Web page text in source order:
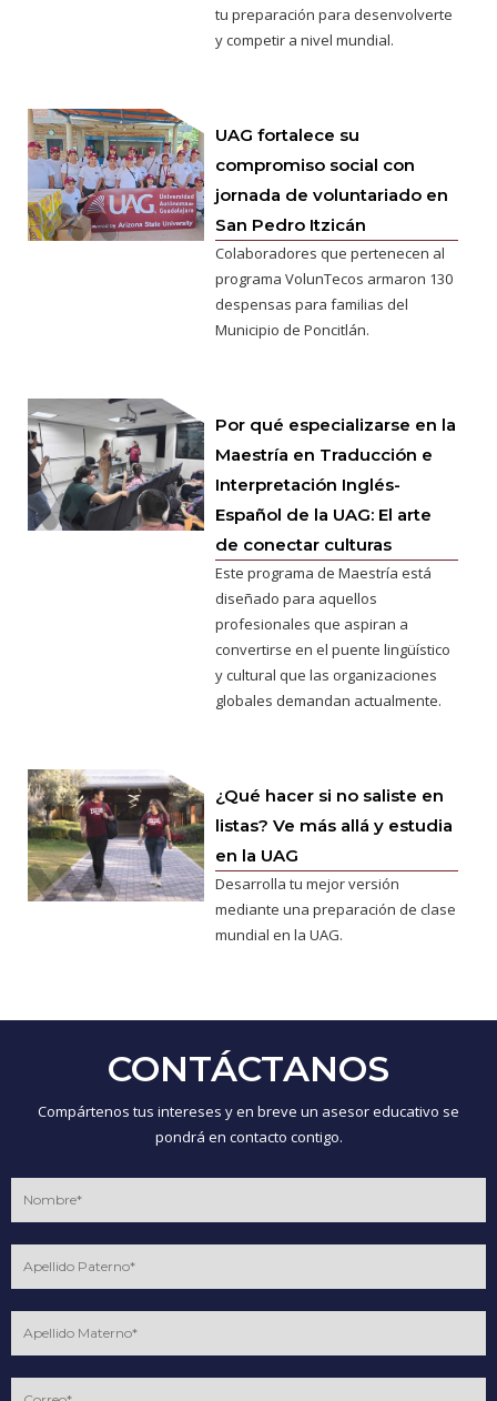
tu preparación para desenvolverte
y competir a nivel mundial.
UAG fortalece su
compromiso social con
jornada de voluntariado en
San Pedro Itzicán
Colaboradores que pertenecen al
programa VolunTecos armaron 130
despensas para familias del
Municipio de Poncitlán.
Por qué especializarse en la
Maestría en Traducción e
Interpretación Inglés-
Español de la UAG: El arte
de conectar culturas
Este programa de Maestría está
diseñado para aquellos
profesionales que aspiran a
convertirse en el puente lingüístico
y cultural que las organizaciones
globales demandan actualmente.
¿Qué hacer si no saliste en
listas? Ve más allá y estudia
en la UAG
Desarrolla tu mejor versión
mediante una preparación de clase
mundial en la UAG.
CONTÁCTANOS
Compártenos tus intereses y en breve un asesor educativo se
pondrá en contacto contigo.